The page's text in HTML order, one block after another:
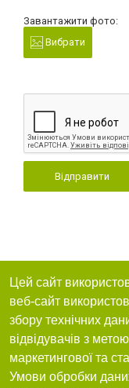
Завантажити фото:
Вибрати
Відправити
Цей сайт
веб-сайт
збору технічних
відвідувачів з
маркетингової та
Умови обробки